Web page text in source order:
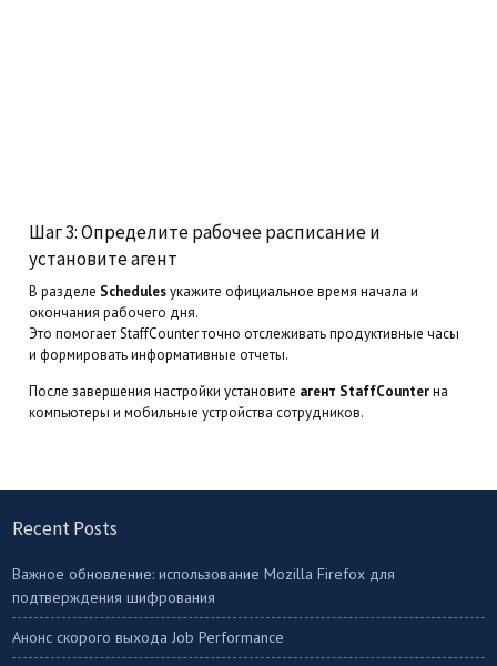
Шаг 3: Определите рабочее расписание и
установите агент
В разделе Schedulesукажите официальное время начала и
окончания рабочего дня.
Это помогает StaffCounter точно отслеживать продуктивные часы
и формировать информативные отчеты.
После завершения настройки установите агент StaffCounterна
компьютеры и мобильные устройства сотрудников.
Recent Posts
Важное обновление: использование Mozilla Firefox для
подтверждения шифрования
Анонс скорого выхода Job Performance